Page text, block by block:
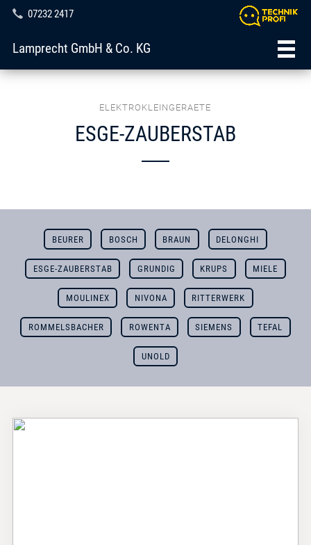
07232 2417
Lamprecht GmbH & Co. KG
ELEKTROKLEINGERAETE
ESGE-ZAUBERSTAB
BEURER BOSCH BRAUN DELONGHI
ESGE-ZAUBERSTAB GRUNDIG KRUPS MIELE
MOULINEX NIVONA RITTERWERK
ROMMELSBACHER ROWENTA SIEMENS TEFAL
UNOLD